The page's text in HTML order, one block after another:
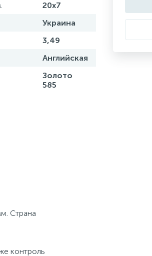
20x7
Украина
3,49
Английская
Золото
585
Страна
контроль